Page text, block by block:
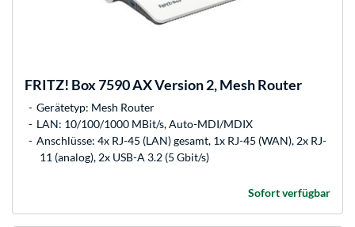
FRITZ! Box 7590 AX Version 2, Mesh Router
Gerätetyp: Mesh Router
LAN: 10/100/1000 MBit/s, Auto-MDI/MDIX
Anschlüsse: 4x RJ-45 (LAN) gesamt, 1x RJ-45 (WAN), 2x RJ-
11 (analog), 2x USB-A 3.2 (5 Gbit/s)
Sofort verfügbar